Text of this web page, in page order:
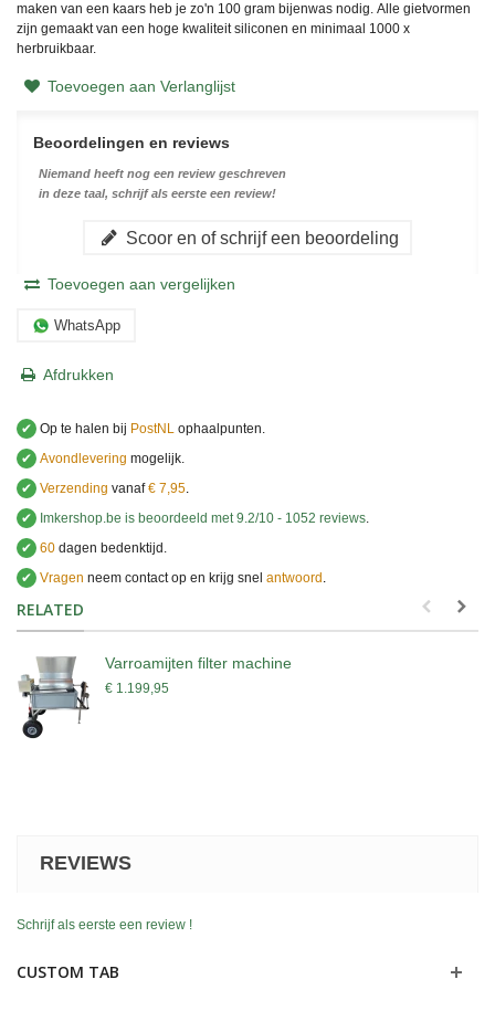
maken van een kaars heb je zo'n 100 gram bijenwas nodig. Alle gietvormen
zijn gemaakt van een hoge kwaliteit siliconen en minimaal 1000 x
herbruikbaar.
Toevoegen aan Verlanglijst
Beoordelingen en reviews
Niemand heeft nog een review geschreven
in deze taal, schrijf als eerste een review!
Scoor en of schrijf een beoordeling
Toevoegen aan vergelijken
WhatsApp
Afdrukken
✔ Op te halen bij PostNL ophaalpunten.
✔ Avondlevering mogelijk.
✔ Verzending vanaf€ 7,95.
✔
Imkershop.be is beoordeeld met9.2/10 - 1052 reviews.
✔ 60 dagen bedenktijd.
✔ Vragen neem contact op en krijg snel antwoord .
RELATED
Varroamijten filter machine
€ 1.199,95
REVIEWS
Schrijf als eerste een review !
CUSTOM TAB